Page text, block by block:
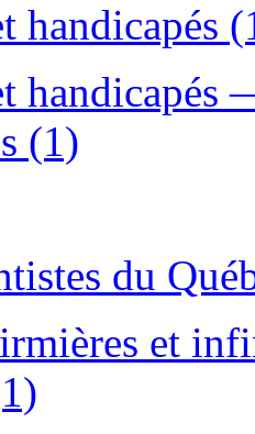
handicapés
(1)
du
et